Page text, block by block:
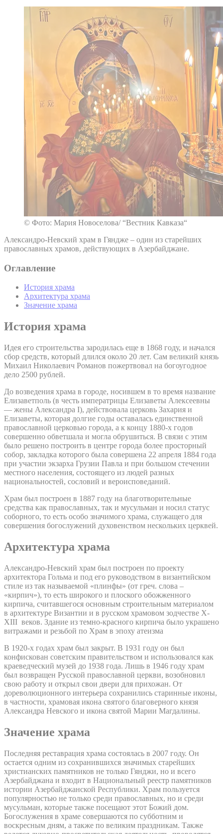
© Фото: Мария Новоселова/ “Вестник Кавказа“
Александро-Невский храм в Гяндже – один из старейших
православных храмов, действующих в Азербайджане.
Оглавление
История храма
Архитектура храма
Значение храма
История храма
Идея его строительства зародилась еще в 1868 году, и начался
сбор средств, который длился около 20 лет. Сам великий князь
Михаил Николаевич Романов пожертвовал на богоугодное
дело 2500 рублей.
До возведения храма в городе, носившем в то время название
Елизаветполь (в честь императрицы Елизаветы Алексеевны
— жены Александра I), действовала церковь Захария и
Елизаветы, которая долгие годы оставалась единственной
православной церковью города, а к концу 1880-х годов
совершенно обветшала и могла обрушиться. В связи с этим
было решено построить в центре города более просторный
собор, закладка которого была совершена 22 апреля 1884 года
при участии экзарха Грузии Павла и при большом стечении
местного населения, состоящего из людей разных
национальностей, сословий и вероисповеданий.
Храм был построен в 1887 году на благотворительные
средства как православных, так и мусульман и носил статус
соборного, то есть особо значимого храма, служащего для
совершения богослужений духовенством нескольких церквей.
Архитектура храма
Александро-Невский храм был построен по проекту
архитектора Гольма и под его руководством в византийском
стиле из так называемой «плинфы» (от греч. слова –
«кирпич»), то есть широкого и плоского обожженного
кирпича, считавшегося основным строительным материалом
в архитектуре Византии и в русском храмовом зодчестве X-
XIII веков. Здание из темно-красного кирпича было украшено
витражами и резьбой по Храм в эпоху атеизма
В 1920-х годах храм был закрыт. В 1931 году он был
конфискован советским правительством и использовался как
краеведческий музей до 1938 года. Лишь в 1946 году храм
был возвращен Русской православной церкви, возобновил
свою работу и открыл свои двери для прихожан. От
дореволюционного интерьера сохранились старинные иконы,
в частности, храмовая икона святого благоверного князя
Александра Невского и икона святой Марии Магдалины.
Значение храма
Последняя реставрация храма состоялась в 2007 году. Он
остается одним из сохранившихся значимых старейших
христианских памятников не только Гянджи, но и всего
Азербайджана и входит в Национальный реестр памятников
истории Азербайджанской Республики. Храм пользуется
популярностью не только среди православных, но и среди
мусульман, которые также посещают этот Божий дом.
Богослужения в храме совершаются по субботним и
воскресным дням, а также по великим праздникам. Также